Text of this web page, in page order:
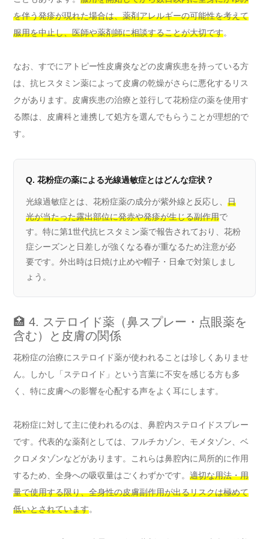
を伴う発疹が現れた場合は、薬剤アレルギーの可能性を考えて
服用を中止し、医師や薬剤師に相談することが大切です。
なお、すでにアトピー性皮膚炎などの皮膚疾患を持っている方
は、抗ヒスタミン薬によって皮膚の乾燥がさらに悪化するリス
クがあります。皮膚疾患の治療と並行して花粉症の薬を使用す
る際は、皮膚科と連携して処方を選んでもらうことが理想的で
す。
Q. 花粉症の薬による光線過敏症とはどんな症状？
光線過敏症とは、花粉症薬の成分が紫外線と反応し、 日
光が当たった露出部位に発赤や発疹が生じる副作用で
す。特に第1世代抗ヒスタミン薬で報告されており、花粉
症シーズンと日差しが強くなる春が重なるため注意が必
要です。外出時は日焼け止めや帽子・日傘で対策しまし
ょう。
🏥 4. ステロイド薬（鼻スプレー・点眼薬を
含む）と皮膚の関係
花粉症の治療にステロイド薬が使われることは珍しくありませ
ん。しかし「ステロイド」という言葉に不安を感じる方も多
く、特に皮膚への影響を心配する声をよく耳にします。
花粉症に対して主に使われるのは、鼻腔内ステロイドスプレー
です。代表的な薬剤としては、フルチカゾン、モメタゾン、ベ
クロメタゾンなどがあります。これらは鼻腔内に局所的に作用
するため、全身への吸収量はごくわずかです。 適切な用法・用
量で使用する限り、全身性の皮膚副作用が出るリスクは極めて
低いとされています。